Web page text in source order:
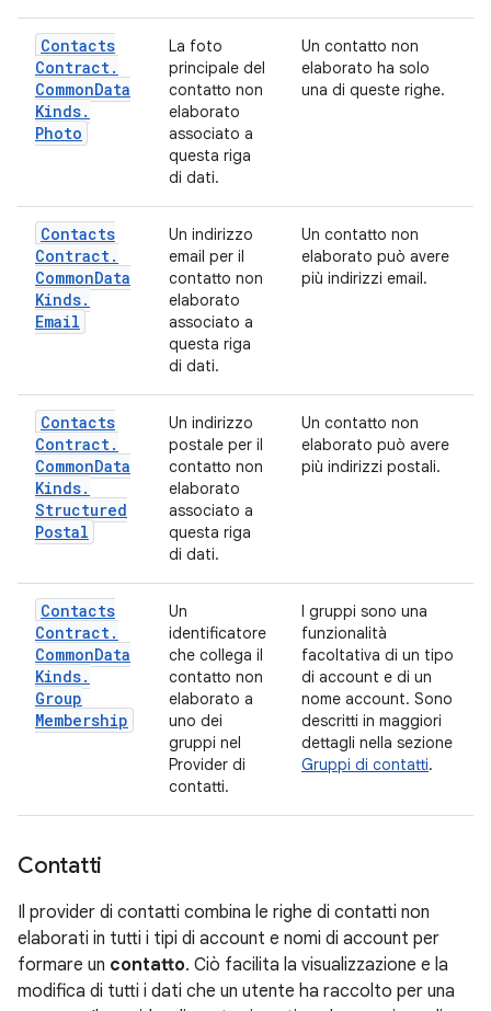
Contacts
Contract.
CommonData
Kinds.
Photo
La foto
principale del
contatto non
elaborato
associato a
questa riga
di dati.
Un contatto non
elaborato ha solo
una di queste righe.
Contacts
Contract.
CommonData
Kinds.
Email
Un indirizzo
email per il
contatto non
elaborato
associato a
questa riga
di dati.
Un contatto non
elaborato può avere
più indirizzi email.
Contacts
Contract.
CommonData
Kinds.
Structured
Postal
Un indirizzo
postale per il
contatto non
elaborato
associato a
questa riga
di dati.
Un contatto non
elaborato può avere
più indirizzi postali.
Contacts
Contract.
CommonData
Kinds.
Group
Membership
Un
identificatore
che collega il
contatto non
elaborato a
uno dei
gruppi nel
Provider di
contatti.
I gruppi sono una
funzionalità
facoltativa di un tipo
di account e di un
nome account. Sono
descritti in maggiori
dettagli nella sezione
Gruppi di contatti.
Contatti
Il provider di contatti combina le righe di contatti non
elaborati in tutti i tipi di account e nomi di account per
formare un contatto. Ciò facilita la visualizzazione e la
modifica di tutti i dati che un utente ha raccolto per una